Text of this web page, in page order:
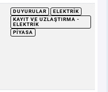
DUYURULAR
ELEKTRIK
KAYIT VE UZLAŞTIRMA -
ELEKTRIK
PIYASA